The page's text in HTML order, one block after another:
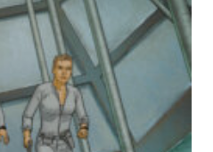
de la robotique :
laissée à l’oubli »